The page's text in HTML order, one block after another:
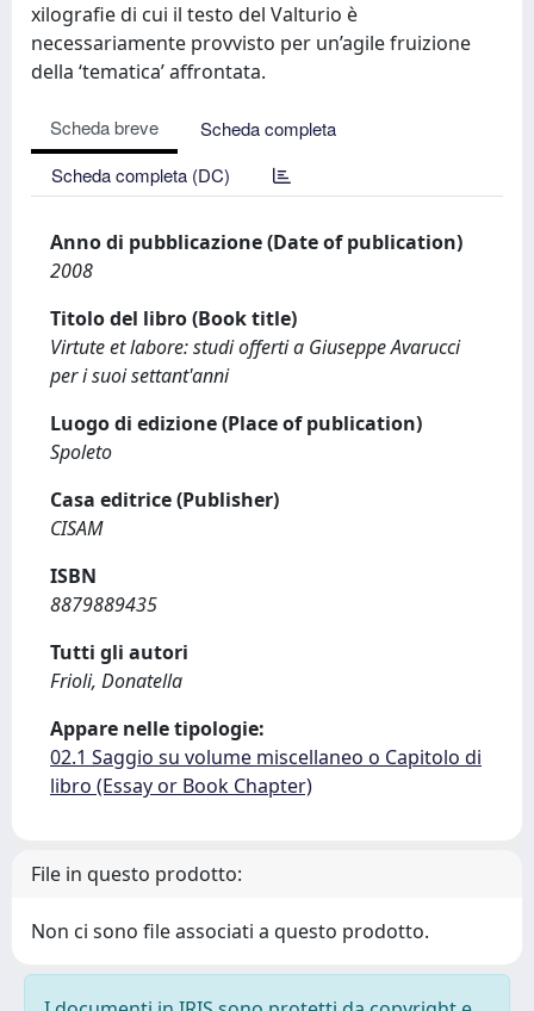
xilografie di cui il testo del Valturio è
necessariamente provvisto per un’agile fruizione
della ‘tematica’ affrontata.
Scheda breve
Scheda completa
Scheda completa (DC)
Anno di pubblicazione (Date of publication)
2008
Titolo del libro (Book title)
Virtute et labore: studi offerti a Giuseppe Avarucci
per i suoi settant'anni
Luogo di edizione (Place of publication)
Spoleto
Casa editrice (Publisher)
CISAM
ISBN
8879889435
Tutti gli autori
Frioli, Donatella
Appare nelle tipologie:
02.1 Saggio su volume miscellaneo o Capitolo di
libro (Essay or Book Chapter)
File in questo prodotto:
Non ci sono file associati a questo prodotto.